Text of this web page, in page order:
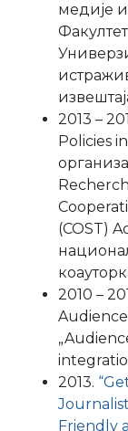
медије
2013 –
Policies
(COST)
2010 –
2013.
Friendly